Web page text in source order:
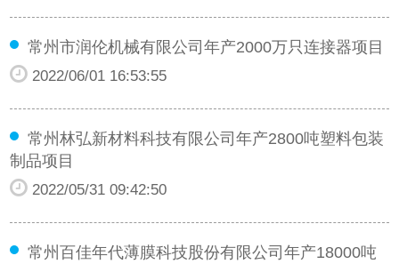
常州市润伦机械有限公司年产2000万只连接器项目
2022/06/01 16:53:55
常州林弘新材料科技有限公司年产2800吨塑料包装
制品项目
2022/05/31 09:42:50
常州百佳年代薄膜科技股份有限公司年产18000吨